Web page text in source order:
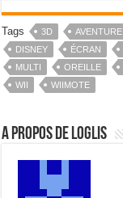
Tags 3D AVENTURE
DISNEY
ÉCRAN
MULTI
OREILLE
WII
WIIMOTE
A propos de Loglis